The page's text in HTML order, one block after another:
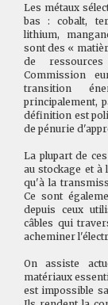
Les métaux
bas : cobalt,
lithium,
sont des «
de
Commission
transition
principalement,
définition est
de pénurie
La plupart de
au stockage et
qu'à la
Ce sont
depuis ceux
câbles qui
acheminer
On assiste
matériaux
est impossible